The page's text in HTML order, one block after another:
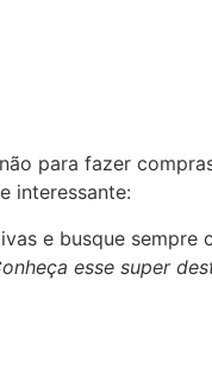
para fazer
interessante:
e busque sempre
esse super